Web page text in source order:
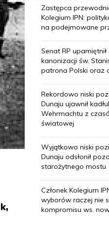
Zastępca
Kolegium IPN:
na podejmowane
Senat RP upamiętnił
kanonizacji św.
patrona Polski oraz
Rekordowo niski
Dunaju ujawnił
Wehrmachtu z
światowej
Wyjątkowo niski
Dunaju odsłonił
starożytnego mostu
Członek Kolegium
wyborów raczej nie
kompromisu ws.